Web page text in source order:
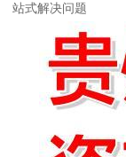
站式解决问题